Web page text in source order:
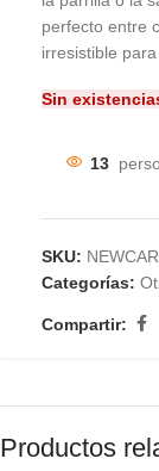
perfecto entre
irresistible
Sin
13
SKU:
Categorías:
Compartir:
Productos